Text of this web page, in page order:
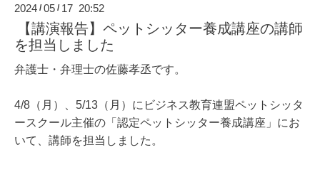
2024 /05 / 17 20:52
【講演報告】ペットシッター養成講座の講師
を担当しました
弁護士・弁理士の佐藤孝丞です。
4/8（月）、5/13（月）にビジネス教育連盟ペットシッタ
ースクール主催の「認定ペットシッター養成講座」にお
いて、講師を担当しました。